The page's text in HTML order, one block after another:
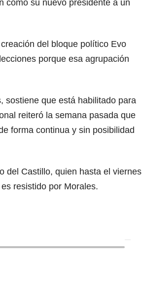
como su nuevo presidente a un
del bloque político Evo
porque esa agrupación
sostiene que está habilitado para
reiteró la semana pasada que
forma continua y sin posibilidad
del Castillo, quien hasta el viernes
resistido por Morales.